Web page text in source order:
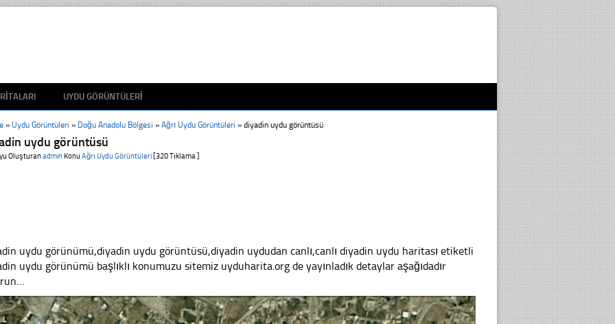
UYDU GÖRÜNTÜLERI
» Uydu Görüntüleri » Doğu Anadolu Bölgesi »Ağrı Uydu Görüntüleri »diyadin uydu görüntüsü
uydu görüntüsü
Oluşturanadmin KonuAğrı Uydu Görüntüleri [320 Tıklama ]
uydu görünümü,diyadin uydu görüntüsü,diyadin uydudan canlı,canlı diyadin uydu haritası etiketli
uydu görünümü başlıklı konumuzu sitemiz uyduharita.org de yayınladık detaylar aşağıdadır